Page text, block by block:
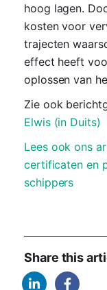
hoog lagen.
kosten voor
trajecten
effect heeft
oplossen van
Zie ook
Elwis (in Duits)
Lees ook ons
certificaten en
schippers
Share this